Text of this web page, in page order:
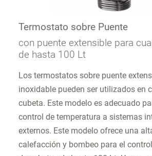
Termostato sobre Puente
con puente extensible para
de hasta 100 Lt
Los termostatos sobre puente
inoxidable pueden ser utilizados en
cubeta. Este modelo es adecuado
control de temperatura a sistemas
externos. Este modelo ofrece una
calefacción y bombeo para el